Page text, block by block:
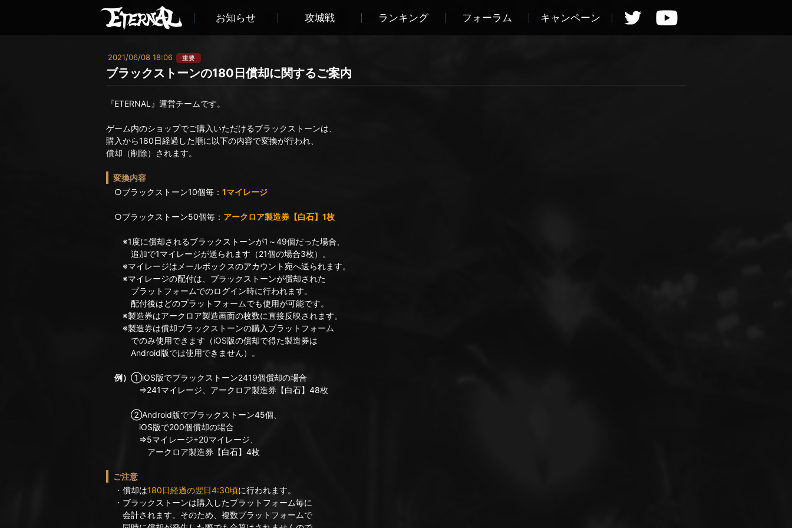
お知らせ 攻城戦 ランキング フォーラム キャンペーン
2021/06/08 18:06 重要
ブラックストーンの180日償却に関するご案内
『ETERNAL』運営チームです。
ゲーム内のショップでご購入いただけるブラックストーンは、
購入から180日経過した順に以下の内容で変換が行われ、
償却（削除）されます。
変換内容
○ブラックストーン10個毎： 1マイレージ
○ブラックストーン50個毎： アークロア製造券【白石】1枚
※1度に償却されるブラックストーンが1～49個だった場合、
追加で1マイレージが送られます（21個の場合3枚）。
※マイレージはメールボックスのアカウント宛へ送られます。
※マイレージの配付は、ブラックストーンが償却された
プラットフォームでのログイン時に行われます。
配付後はどのプラットフォームでも使用が可能です。
※製造券はアークロア製造画面の枚数に直接反映されます。
※製造券は償却ブラックストーンの購入プラットフォーム
でのみ使用できます（iOS版の償却で得た製造券は
Android版では使用できません）。
例） ①iOS版でブラックストーン2419個償却の場合
⇒241マイレージ、アークロア製造券【白石】48枚
②Android版でブラックストーン45個、
iOS版で200個償却の場合
⇒5マイレージ+20マイレージ、
アークロア製造券【白石】4枚
ご注意
・償却は180日経過の翌日4:30頃に行われます。
・ブラックストーンは購入したプラットフォーム毎に
会計されます。そのため、複数プラットフォームで